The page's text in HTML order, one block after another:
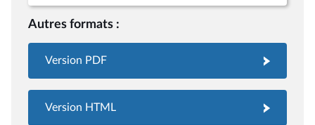
Autres formats :
Version PDF
Version HTML